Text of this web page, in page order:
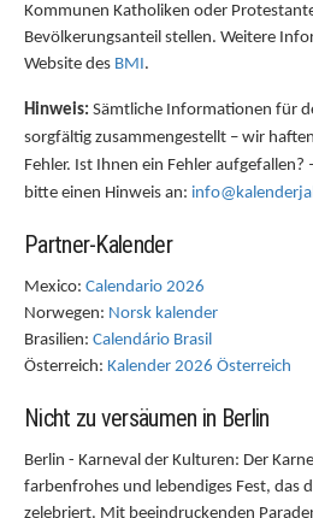
Kommunen Katholiken oder
Bevölkerungsanteil stellen. Weitere
Website des BMI.
Hinweis: Sämtliche Informationen für
sorgfältig zusammengestellt – wir
Fehler. Ist Ihnen ein Fehler aufgefallen?
bitte einen Hinweis an:
Partner-Kalender
Mexico: Calendario 2026
Norwegen: Norsk kalender
Brasilien: Calendário Brasil
Österreich: Kalender 2026 Österreich
Nicht zu versäumen in Berlin
Berlin - Karneval der Kulturen: Der
farbenfrohes und lebendiges Fest, das
zelebriert. Mit beeindruckenden